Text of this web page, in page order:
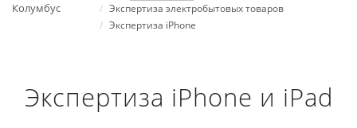
Колумбус
Экспертиза электробытовых товаров
Экспертиза iPhone
Экспертиза iPhone и iPad